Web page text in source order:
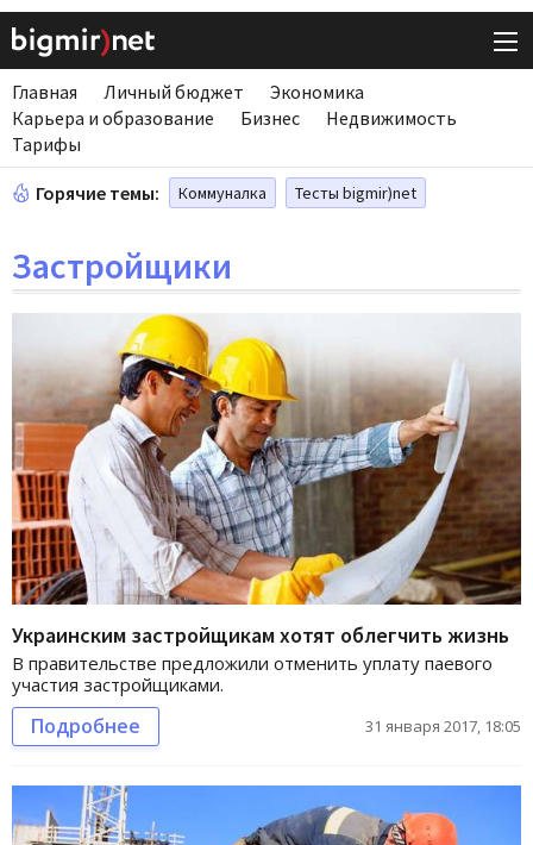
Главная Личный бюджет
Экономика
Карьера и образование
Бизнес
Недвижимость
Тарифы
Горячие темы: Коммуналка Тесты bigmir)net
Застройщики
Украинским застройщикам хотят облегчить жизнь
В правительстве предложили отменить уплату паевого
участия застройщиками.
Подробнее 31 января 2017, 18:05